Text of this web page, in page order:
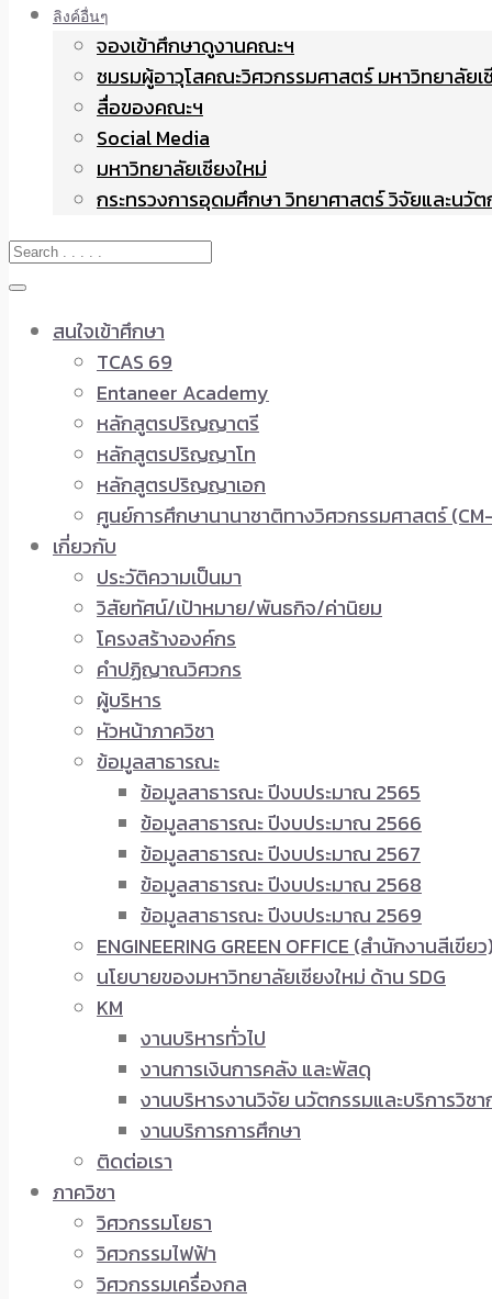
ลิงค์อื่นๆ
จองเข้าศึกษาดูงานคณะฯ
ชมรมผู้อาวุโสคณะวิศวกรรมศาสตร์ มหาวิทยาลัยเ
สื่อของคณะฯ
Social Media
มหาวิทยาลัยเชียงใหม่
กระทรวงการอุดมศึกษา วิทยาศาสตร์ วิจัยและนวั
สนใจเข้าศึกษา
TCAS 69
Entaneer Academy
หลักสูตรปริญญาตรี
หลักสูตรปริญญาโท
หลักสูตรปริญญาเอก
ศูนย์การศึกษานานาชาติทางวิศวกรรมศาสตร์
เกี่ยวกับ
ประวัติความเป็นมา
วิสัยทัศน์/เป้าหมาย/พันธกิจ/ค่านิยม
โครงสร้างองค์กร
คำปฏิญาณวิศวกร
ผู้บริหาร
หัวหน้าภาควิชา
ข้อมูลสาธารณะ
ข้อมูลสาธารณะ ปีงบประมาณ 2565
ข้อมูลสาธารณะ ปีงบประมาณ 2566
ข้อมูลสาธารณะ ปีงบประมาณ 2567
ข้อมูลสาธารณะ ปีงบประมาณ 2568
ข้อมูลสาธารณะ ปีงบประมาณ 2569
ENGINEERING GREEN OFFICE (สำนักงานสีเขีย
นโยบายของมหาวิทยาลัยเชียงใหม่ ด้าน SDG
KM
งานบริหารทั่วไป
งานการเงินการคลัง และพัสดุ
งานบริหารงานวิจัย นวัตกรรมและบริการวิชา
งานบริการการศึกษา
ติดต่อเรา
ภาควิชา
วิศวกรรมโยธา
วิศวกรรมไฟฟ้า
วิศวกรรมเครื่องกล